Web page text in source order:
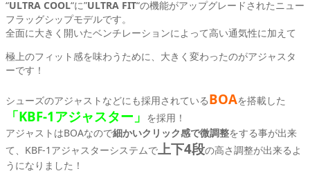
“ULTRA COOL“に”ULTRA FIT“の機能がアップグレードされたニュー
フラッグシップモデルです。
全面に大きく開いたベンチレーションによって高い通気性に加えて
極上のフィット感を味わうために、大きく変わったのがアジャスタ
ーです！
シューズのアジャストなどにも採用されているBOAを搭載した
「KBF-1アジャスター」 を採用！
アジャストはBOAなので細かいクリック感で微調整をする事が出来
て、KBF-1アジャスターシステムで 上下4段の高さ調整が出来るよ
うになりました！